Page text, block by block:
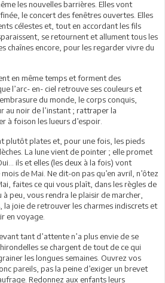
les nouvelles barrières. Elles vont
le concert des fenêtres ouvertes. Elles
célestes et, tout en accordant les fils
se retournent et allument tous les
chaînes encore, pour les regarder vivre du
en même temps et forment des
l’arc- en- ciel retrouve ses couleurs et
du monde, le corps conquis,
au noir de l’instant ; rattraper la
à foison les lueurs d’espoir.
plutôt plates et, pour une fois, les pieds
La lune vient de pointer ; elle promet
ils et elles (les deux à la fois) vont
de Mai. Ne dit-on pas qu’en avril, n’ôtez
faites ce qui vous plaît, dans les règles de
à peu, vous rendra le plaisir de marcher,
la joie de retrouver les charmes indiscrets et
en voyage.
tant d’attente n’a plus envie de se
se chargent de tout de ce qui
les longues semaines. Ouvrez vos
pareils, pas la peine d’exiger un brevet
Redonnez aux enfants leurs